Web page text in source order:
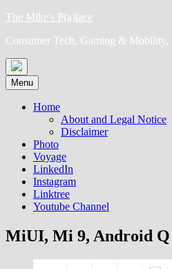
Skip
content
The Mike's P(a)lace
Consumer Tech, Gaming & Mobility,
Menu
Home
About and Legal Notice
Disclaimer
Photo
Voyage
LinkedIn
Instagram
Linktree
Youtube Channel
MiUI, Mi 9, Android Q